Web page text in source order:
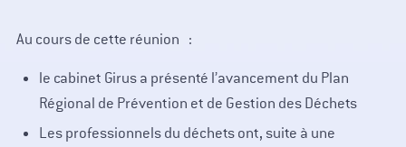
Au cours de cette réunion :
le cabinet Girus a présenté l’avancement du Plan
Régional de Prévention et de Gestion des Déchets
Les professionnels du déchets ont, suite à une